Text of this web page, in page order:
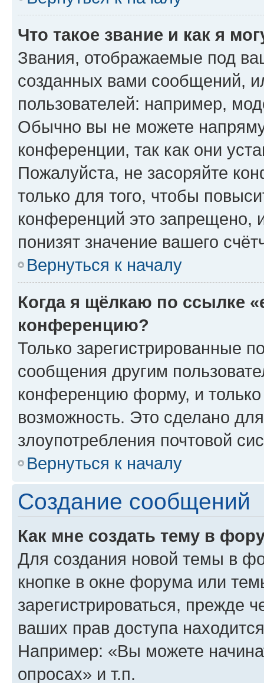
Что такое звание и как я
Звания, отображаемые под
созданных вами сообщений,
пользователей: например,
Обычно вы не можете
конференции, так как они
Пожалуйста, не засоряйте
только для того, чтобы
конференций это запрещено,
понизят значение вашего
Вернуться к началу
Когда я щёлкаю по ссылке
конференцию?
Только зарегистрированные
сообщения другим
конференцию форму, и
возможность. Это сделано
злоупотребления почтовой
Вернуться к началу
Создание сообщений
Как мне создать тему в
Для создания новой темы в
кнопке в окне форума или
зарегистрироваться, прежде
ваших прав доступа
Например: «Вы можете
опросах» и т.п.